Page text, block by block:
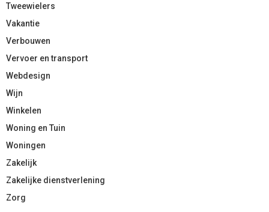
Tweewielers
Vakantie
Verbouwen
Vervoer en transport
Webdesign
Wijn
Winkelen
Woning en Tuin
Woningen
Zakelijk
Zakelijke dienstverlening
Zorg